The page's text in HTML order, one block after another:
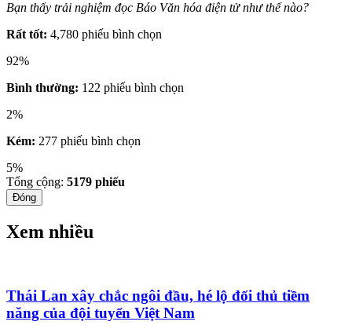
Bạn thấy trải nghiệm đọc Báo Văn hóa điện tử như thế nào?
Rất tốt: 4,780 phiếu bình chọn
92%
Bình thường: 122 phiếu bình chọn
2%
Kém: 277 phiếu bình chọn
5%
Tổng cộng: 5179 phiếu
Đóng
Xem nhiều
Thái Lan xây chắc ngôi đầu, hé lộ đối thủ tiềm
năng của đội tuyển Việt Nam